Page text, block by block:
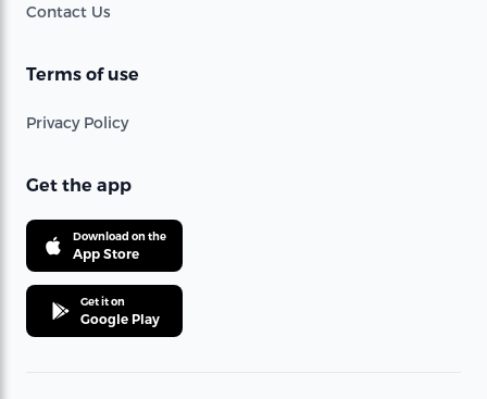
Contact Us
Terms of use
Privacy Policy
Get the app
Download on the
App Store
Get it on
Google Play